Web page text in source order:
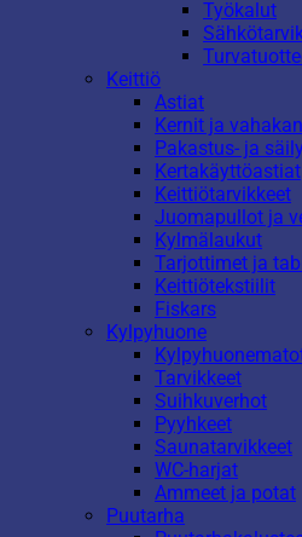
Työkalut
Keittiö
Astiat
Kernit ja
Pakastus- ja
Kertakäyttöastiat
Keittiötarvikkeet
Juomapullot ja
Kylmälaukut
Tarjottimet ja
Keittiötekstiilit
Fiskars
Kylpyhuone
Tarvikkeet
Suihkuverhot
Pyyhkeet
Saunatarvikkeet
WC-harjat
Ammeet ja potat
Puutarha